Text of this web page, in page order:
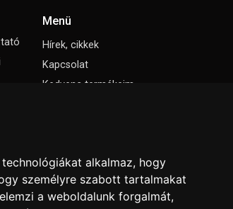
alkalmaz, hogy
személyre szabott tartalmakat
a weboldalunk forgalmát,
Menü
Hírek, cikkek
Kapcsolat
Kedvenc termékeim
Vásárlási feltételek